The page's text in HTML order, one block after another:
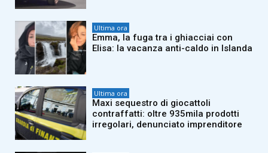
Ultima ora
Emma, la fuga tra i ghiacciai con
Elisa: la vacanza anti-caldo in Islanda
Ultima ora
Maxi sequestro di giocattoli
contraffatti: oltre 935mila prodotti
irregolari, denunciato imprenditore